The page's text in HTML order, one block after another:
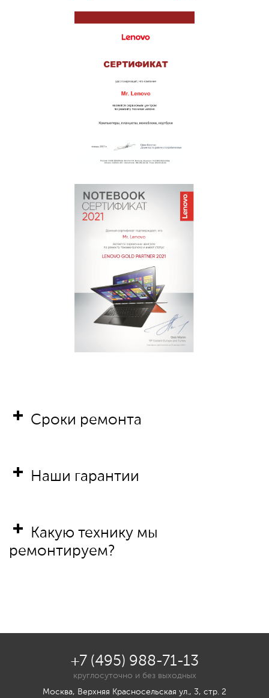
Сроки ремонта
Наши гарантии
Какую технику мы
ремонтируем?
+7 (495) 988-71-13
круглосуточно и без выходных
Москва, Верхняя Красносельская ул., 3, стр. 2